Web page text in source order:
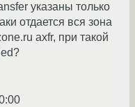
указаны только
отдается вся зона
axfr, при такой